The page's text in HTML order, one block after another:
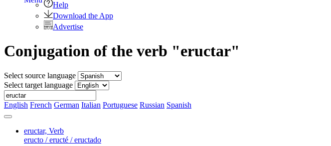
Help
Download the App
Advertise
Conjugation of the verb "eructar"
Select source language
Select target language
English French German Italian Portuguese Russian Spanish
eructar, Verb
eructo / eructé / eructado